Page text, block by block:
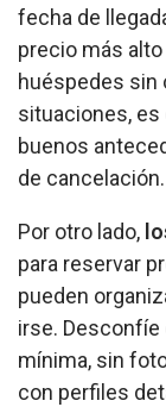
fecha de
precio más
huéspedes sin
situaciones,
buenos
de cancelación.
Por otro lado,
para reservar
pueden
irse.
mínima, sin
con perfiles